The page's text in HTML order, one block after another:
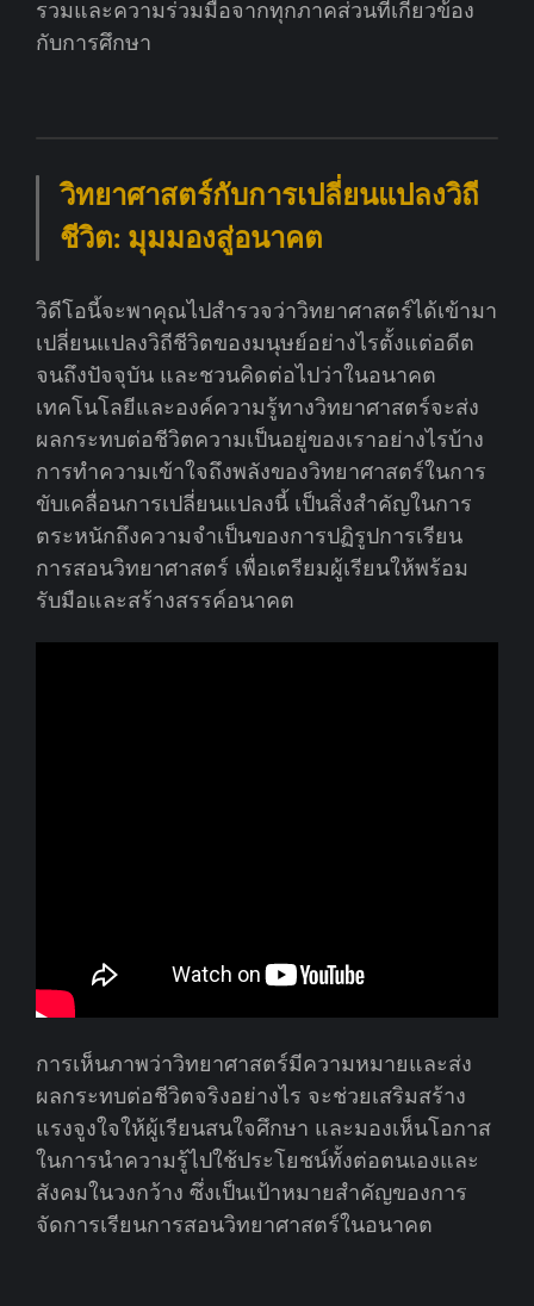
รวมและความร่วมมือจากทุกภาคส่วนที่เกี่ยวข้อง
กับการศึกษา
วิทยาศาสตร์กับการเปลี่ยนแปลงวิถี
ชีวิต: มุมมองสู่อนาคต
วิดีโอนี้จะพาคุณไปสำรวจว่าวิทยาศาสตร์ได้เข้ามา
เปลี่ยนแปลงวิถีชีวิตของมนุษย์อย่างไรตั้งแต่อดีต
จนถึงปัจจุบัน และชวนคิดต่อไปว่าในอนาคต
เทคโนโลยีและองค์ความรู้ทางวิทยาศาสตร์จะส่ง
ผลกระทบต่อชีวิตความเป็นอยู่ของเราอย่างไรบ้าง
การทำความเข้าใจถึงพลังของวิทยาศาสตร์ในการ
ขับเคลื่อนการเปลี่ยนแปลงนี้ เป็นสิ่งสำคัญในการ
ตระหนักถึงความจำเป็นของการปฏิรูปการเรียน
การสอนวิทยาศาสตร์ เพื่อเตรียมผู้เรียนให้พร้อม
รับมือและสร้างสรรค์อนาคต
การเห็นภาพว่าวิทยาศาสตร์มีความหมายและส่ง
ผลกระทบต่อชีวิตจริงอย่างไร จะช่วยเสริมสร้าง
แรงจูงใจให้ผู้เรียนสนใจศึกษา และมองเห็นโอกาส
ในการนำความรู้ไปใช้ประโยชน์ทั้งต่อตนเองและ
สังคมในวงกว้าง ซึ่งเป็นเป้าหมายสำคัญของการ
จัดการเรียนการสอนวิทยาศาสตร์ในอนาคต